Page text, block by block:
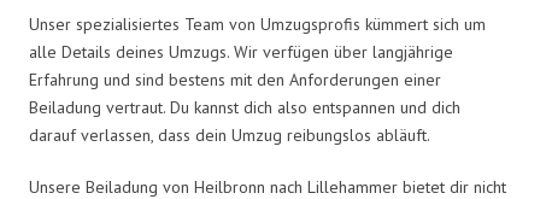
Unser spezialisiertes Team von Umzugsprofis kümmert sich um
alle Details deines Umzugs. Wir verfügen über langjährige
Erfahrung und sind bestens mit den Anforderungen einer
Beiladung vertraut. Du kannst dich also entspannen und dich
darauf verlassen, dass dein Umzug reibungslos abläuft.
Unsere Beiladung von Heilbronn nach Lillehammer bietet dir nicht